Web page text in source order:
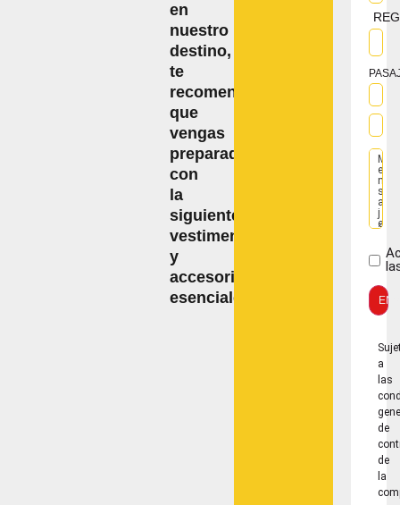
a
las
de
de
la
en
nuestro
destino,
te
recomendamos
que
vengas
preparado
con
la
siguiente
vestimenta
y
accesorios
esenciales: